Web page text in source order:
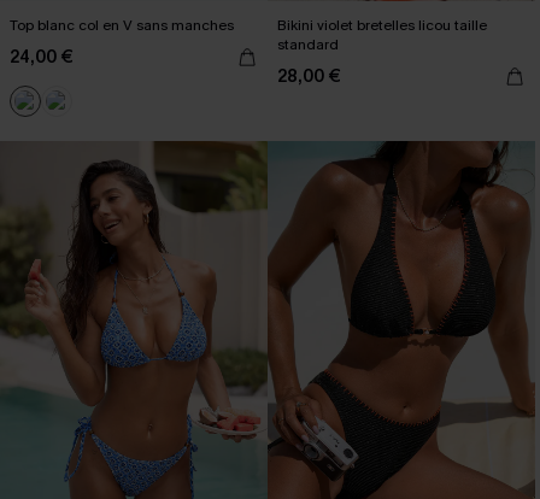
Top blanc col en V sans manches
24,00 €
Bikini violet bretelles licou taille
standard
28,00 €